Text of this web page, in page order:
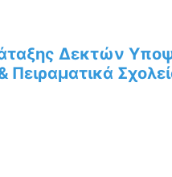
Δεκτών